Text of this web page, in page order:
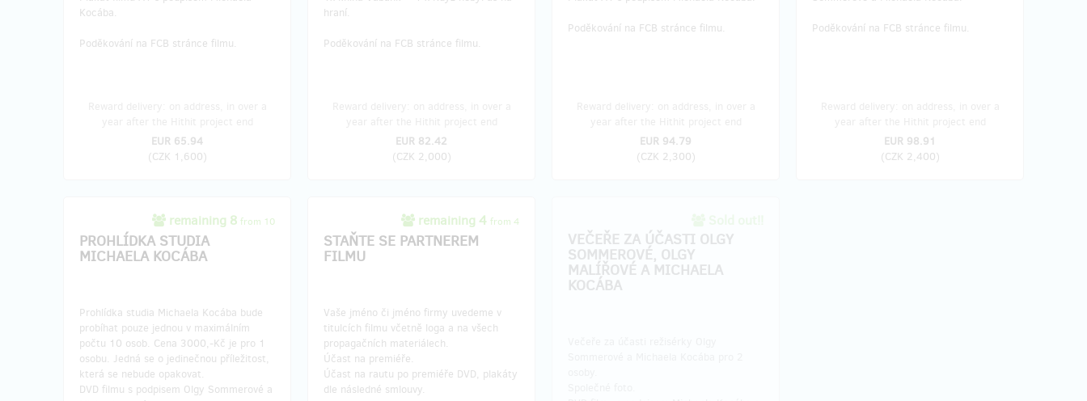
Kocába.
Poděkování na FCB stránce filmu.
EUR 65.94
(CZK 1,600)
hraní.
Poděkování na FCB stránce filmu.
EUR 82.42
(CZK 2,000)
Poděkování na FCB stránce filmu.
EUR 94.79
(CZK 2,300)
Poděkování na FCB stránce filmu.
EUR 98.91
(CZK 2,400)
remaining 8 from 10
PROHLÍDKA STUDIA
MICHAELA KOCÁBA
Prohlídka studia Michaela Kocába bude
probíhat pouze jednou v maximálním
počtu 10 osob. Cena 3000,-Kč je pro 1
osobu. Jedná se o jedinečnou příležitost,
která se nebude opakovat.
DVD filmu s podpisem Olgy Sommerové a
remaining 4 from 4
STAŇTE SE PARTNEREM
FILMU
Vaše jméno či jméno firmy uvedeme v
titulcích filmu včetně loga a na všech
propagačních materiálech.
Účast na premiéře.
Účast na rautu po premiéře DVD, plakáty
dle následné smlouvy.
VEČEŘE ZA ÚČASTI OLGY
SOMMEROVÉ, OLGY
MALÍŘOVÉ A MICHAELA
KOCÁBA